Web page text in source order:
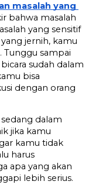
masalah yang
bahwa masalah
yang sensitif
jernih, kamu
Tunggu sampai
sudah dalam
bisa
dengan orang
dalam
jika kamu
kamu tidak
harus
apa yang akan
lebih serius.